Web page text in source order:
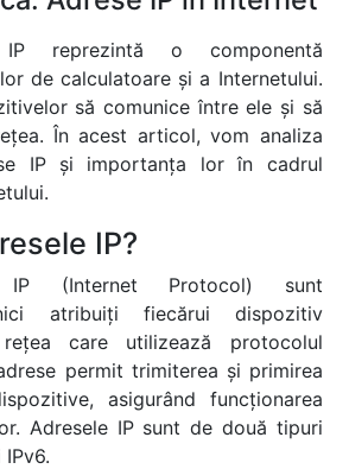
IP reprezintă o componentă
de calculatoare și a Internetului.
să comunice între ele și să
În acest articol, vom analiza
IP și importanța lor în cadrul
IP?
IP (Internet Protocol) sunt
atribuiți fiecărui dispozitiv
care utilizează protocolul
permit trimiterea și primirea
asigurând funcționarea
Adresele IP sunt de două tipuri